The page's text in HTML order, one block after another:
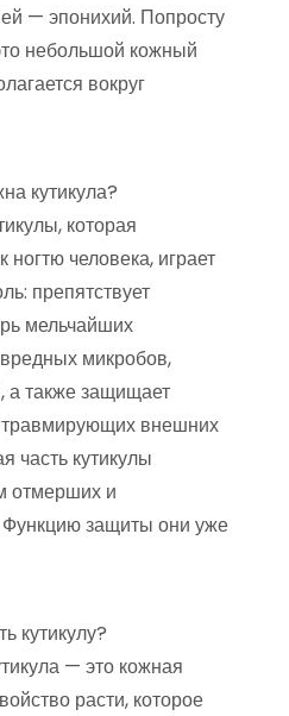
— эпонихий. Попросту
небольшой кожный
вокруг
кутикула?
которая
ногтю человека, играет
препятствует
мельчайших
микробов,
а также защищает
травмирующих внешних
часть кутикулы
отмерших и
Функцию защиты они уже
кутикулу?
— это кожная
расти, которое